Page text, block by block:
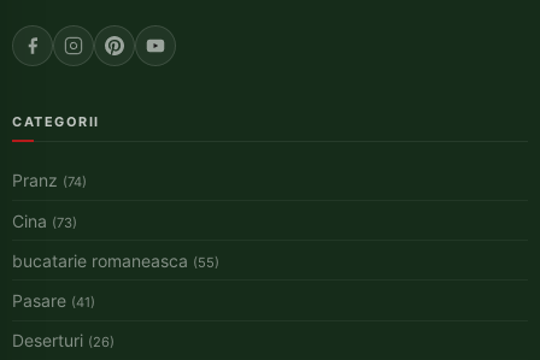
CATEGORII
Pranz (74)
Cina (73)
bucatarie romaneasca (55)
Pasare (41)
Deserturi (26)